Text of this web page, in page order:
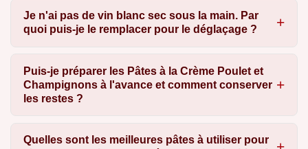
Je n'ai pas de vin blanc sec sous la main. Par
quoi puis-je le remplacer pour le déglaçage ?
Puis-je préparer les Pâtes à la Crème Poulet et
Champignons à l'avance et comment conserver
les restes ?
Quelles sont les meilleures pâtes à utiliser pour